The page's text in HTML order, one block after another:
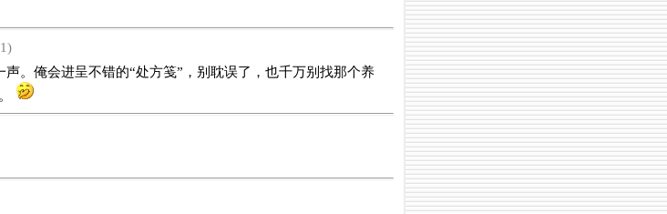
俺会进呈不错的“处方笺”，别耽误了，也千万别找那个养